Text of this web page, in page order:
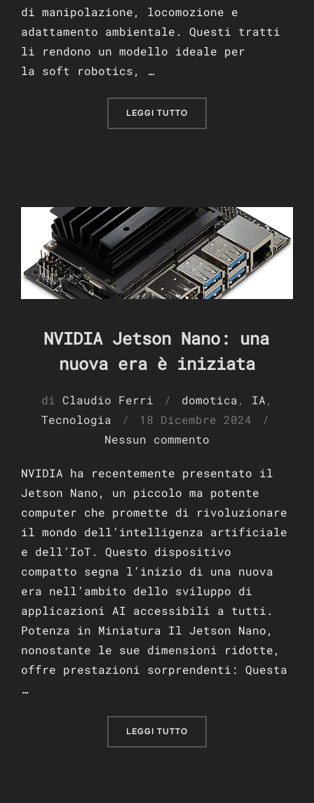
di manipolazione, locomozione e
adattamento ambientale. Questi tratti
li rendono un modello ideale per
la soft robotics, …
LEGGI TUTTO
NVIDIA Jetson Nano: una
nuova era è iniziata
di Claudio Ferri domotica, IA,
Tecnologia
Pubblicato
il
18 Dicembre 2024
Nessun commento
NVIDIA ha recentemente presentato il
Jetson Nano, un piccolo ma potente
computer che promette di rivoluzionare
il mondo dell’intelligenza artificiale
e dell’IoT. Questo dispositivo
compatto segna l’inizio di una nuova
era nell’ambito dello sviluppo di
applicazioni AI accessibili a tutti.
Potenza in Miniatura Il Jetson Nano,
nonostante le sue dimensioni ridotte,
offre prestazioni sorprendenti: Questa
…
LEGGI TUTTO